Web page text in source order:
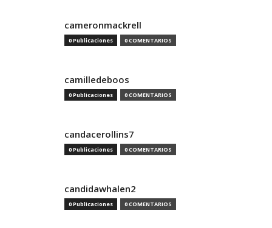
cameronmackrell
0 Publicaciones 0 COMENTARIOS
camilledeboos
0 Publicaciones 0 COMENTARIOS
candacerollins7
0 Publicaciones 0 COMENTARIOS
candidawhalen2
0 Publicaciones 0 COMENTARIOS